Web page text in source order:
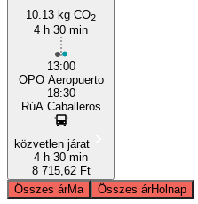
10.13 kg CO2
4 h 30 min
13:00
OPO Aeropuerto
18:30
RúA Caballeros
közvetlen járat
4 h 30 min
8 715,62 Ft
Összes árMa Összes árHolnap